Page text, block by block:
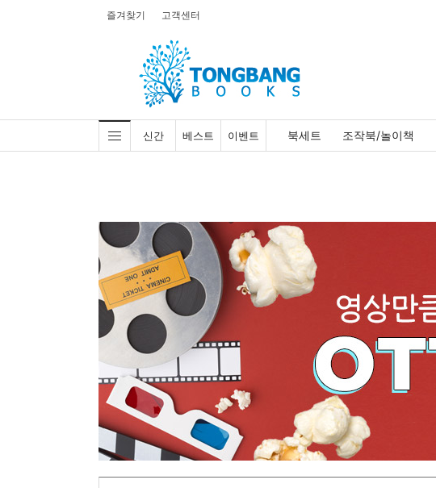
즐겨찾기 고객센터
신간 베스트 이벤트 북세트 조작북/놀이책